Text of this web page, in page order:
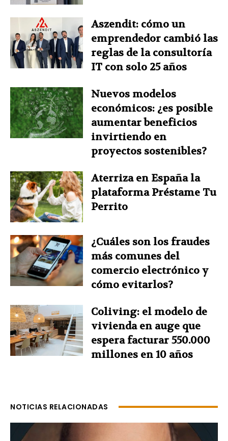
Aszendit: cómo un
emprendedor cambió las
reglas de la consultoría
IT con solo 25 años
Nuevos modelos
económicos: ¿es posible
aumentar beneficios
invirtiendo en
proyectos sostenibles?
Aterriza en España la
plataforma Préstame Tu
Perrito
¿Cuáles son los fraudes
más comunes del
comercio electrónico y
cómo evitarlos?
Coliving: el modelo de
vivienda en auge que
espera facturar 550.000
millones en 10 años
NOTICIAS RELACIONADAS